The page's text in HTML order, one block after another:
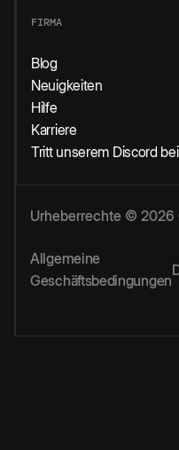
FIRMA
Blog
Neuigkeiten
Hilfe
Karriere
Tritt unserem Discord bei
Urheberrechte © 2026
Allgemeine
Geschäftsbedingungen